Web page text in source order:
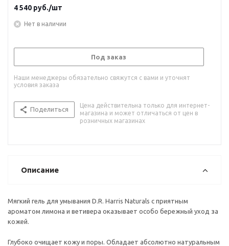
4 540 руб./шт
Нет в наличии
Под заказ
Наши менеджеры обязательно свяжутся с вами и уточнят
условия заказа
Поделиться
Цена действительна только для интернет-
магазина и может отличаться от цен в
розничных магазинах
Описание
Мягкий гель для умывания D.R. Harris Naturals с приятным
ароматом лимона и ветивера оказывает особо бережный уход за
кожей.
Глубоко очищает кожу и поры. Обладает абсолютно натуральным